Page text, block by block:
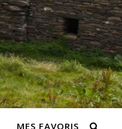
MES FAVORIS